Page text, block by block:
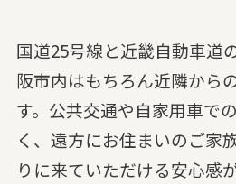
国道25号線と近畿自動車道
阪市内はもちろん近隣から
す。公共交通や自家用車で
く、遠方にお住まいのご家
りに来ていただける安心感